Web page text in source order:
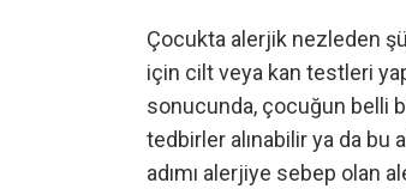
Çocukta alerjik nezleden
için cilt veya kan testleri
sonucunda, çocuğun belli
tedbirler alınabilir ya da
adımı alerjiye sebep olan